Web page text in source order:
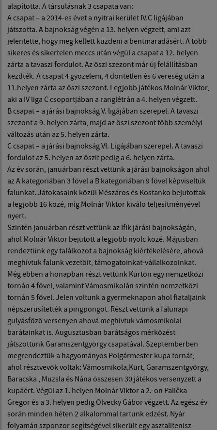
alapította. A társulásnak 3 csapata van:
A csapat – a 2014-es évet a nyitrai kerület IV.C ligájában
játszotta. A bajnokság végén a 13. helyen végzett, ami azt
jelentette, hogy meg kellett küzdeni a bentmaradásért. A több
sikeres és sikertelen meccs után végül a csapat a 12. helyen
zárta a tavaszi fordulot. Az öszi szezont már új felállításban
kezdték. A csapat 4 gyözelem, 4 döntetlen és 6 vereség után a
11.helyen zárta az öszi szezont. Legjobb játékos Molnár Viktor,
aki a IV liga C csoportjában a ranglétrán a 4. helyen végzett.
B csapat – a járási bajnokság V. ligájában szerepel. A tavaszi
szezont a 9. helyen zárta, majd az öszi szezont több személyi
változás után az 5. helyen zárta.
C csapat – a járási bajnokság VI. Ligájában szerepel. A tavaszi
fordulot az 5. helyen az öszit pedig a 6. helyen zárta.
Az év során, januárban részt vettünk a járási bajnokságon ahol
az A kategoriában 3 fövel a B kategoriában 9 fövel képviseltük
falunkat. Játokasaink közül Mészáros és Kostanko bejutottak
a legjobb 16 közé, míg Molnár Viktor kiválo teljesítményével
nyert.
Szintén januárban részt vettünk az Ifik járási bajnokságán,
ahol Molnár Viktor bejutott a legjobb nyolc közé. Májusban
rendeztünk egy találkozot a bajnokság kiértékelésére, ahová
meghívtuk falunk vezetöit, támogatoinkat-vállalkozoinkat.
Még ebben a honapban részt vettünk Kürtön egy nemzetközi
tornán 4 fövel, valamint Vámosmikolán szintén nemzetközi
tornán 5 fövel. Jelen voltunk a gyermeknapon ahol fiataljaink
népszerüsítették a pingpongot. Részt vettünk a falunapi
gulyásfözö versenyen ahová meghívtuk vámosmikolai
barátainkat is. Augusztusban barátságos mérközést
játszottunk Garamszentgyörgy csapatával. Szeptemberben
megrendeztük a hagyományos Polgármester kupa tornát,
ahol résztvevök voltak: Vámosmikola,Kürt, Garamszentgyörgy,
Baracska , Muzsla és Nána összesen 30 játékos versenyzett a
kupáért. Végül az 1. helyen Molnár Viktor a 2.-on Palička
Gregor és a 3. helyen pedig Olvecky Gábor végzett. Az egész év
során minden héten 2 alkalommal tartunk edzést. Nyár
folyamán szponzor segítségével sikerült egy asztalitenisz